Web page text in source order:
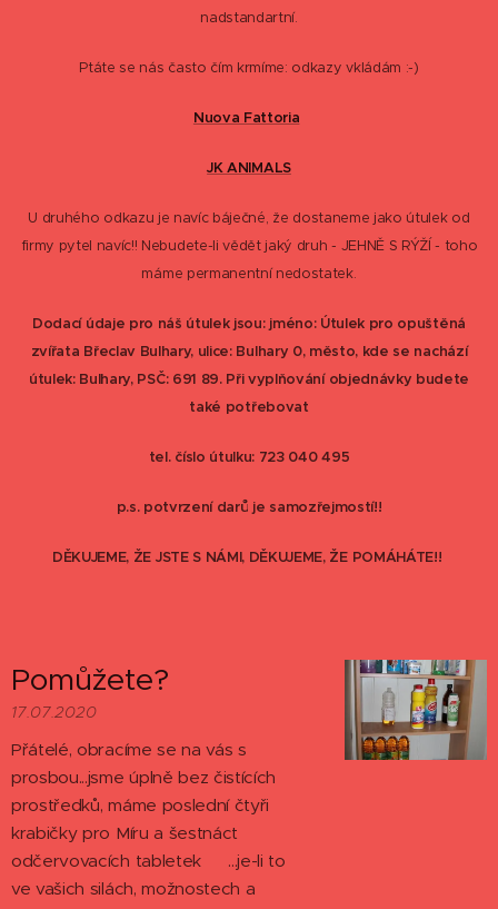
nadstandartní.
Ptáte se nás často čím krmíme: odkazy vkládám :-)
Nuova Fattoria
JK ANIMALS
U druhého odkazu je navíc báječné, že dostaneme jako útulek od
firmy pytel navíc!! Nebudete-li vědět jaký druh - JEHNĚ S RÝŽÍ - toho
máme permanentní nedostatek.
Dodací údaje pro náš útulek jsou: jméno: Útulek pro opuštěná
zvířata Břeclav Bulhary, ulice: Bulhary 0, město, kde se nachází
útulek: Bulhary, PSČ: 691 89. Při vyplňování objednávky budete
také potřebovat
tel. číslo útulku: 723 040 495
p.s. potvrzení darů je samozřejmostí!!
DĚKUJEME, ŽE JSTE S NÁMI, DĚKUJEME, ŽE POMÁHÁTE!!
Pomůžete?
17.07.2020
Přátelé, obracíme se na vás s
prosbou...jsme úplně bez čistících
prostředků, máme poslední čtyři
krabičky pro Míru a šestnáct
odčervovacích tabletek ☹...je-li to
ve vašich silách, možnostech a